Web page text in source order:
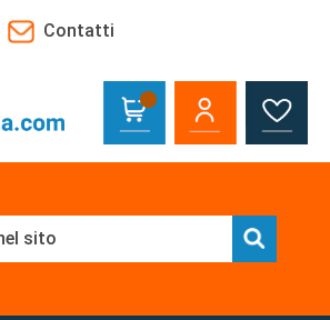
Contatti